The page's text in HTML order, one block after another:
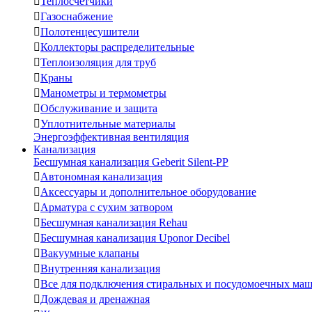
Газоснабжение
Полотенцесушители
Коллекторы распределительные
Теплоизоляция для труб
Краны
Манометры и термометры
Обслуживание и защита
Уплотнительные материалы
Энергоэффективная вентиляция
Канализация
Бесшумная канализация Geberit Silent-PP
Автономная канализация
Аксессуары и дополнительное оборудование
Арматура с сухим затвором
Бесшумная канализация Rehau
Бесшумная канализация Uponor Decibel
Вакуумные клапаны
Внутренняя канализация
Все для подключения стиральных и посудомоечных
Дождевая и дренажная